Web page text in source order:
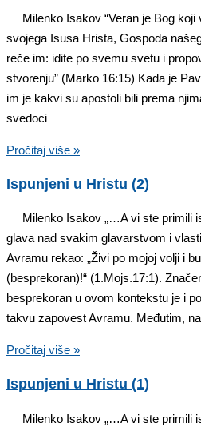
Milenko Isakov “Veran je Bog
svojega Isusa Hrista, Gospoda
reče im: idite po svemu svetu i
stvorenju” (Marko 16:15) Kada je
im je kakvi su apostoli bili prema
svedoci
Pročitaj više »
Ispunjeni u Hristu (2)
Milenko Isakov „…A vi ste primili
glava nad svakim glavarstvom i
Avramu rekao: „Živi po mojoj volji i
(besprekoran)!“ (1.Mojs.17:1).
besprekoran u ovom kontekstu je i
takvu zapovest Avramu. Međutim,
Pročitaj više »
Ispunjeni u Hristu (1)
Milenko Isakov „…A vi ste primili